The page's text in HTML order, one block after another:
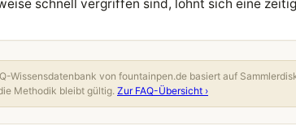
schnell vergriffen sind, lohnt sich eine
Wissensdatenbank von fountainpen.de basiert auf
Methodik bleibt gültig.Zur FAQ-Übersicht ›